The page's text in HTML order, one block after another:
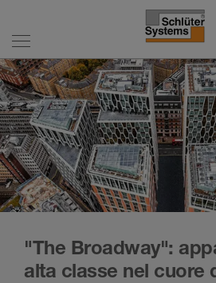
"The Broadway":
alta classe nel cuore